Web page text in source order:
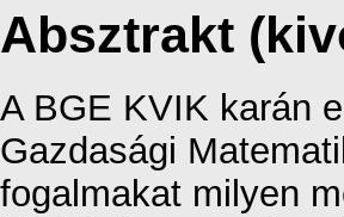
Absztrakt
A BGE KVIK karán
Gazdasági
fogalmakat milyen